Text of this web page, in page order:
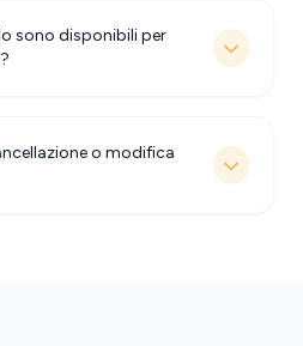
sono disponibili per
o modifica